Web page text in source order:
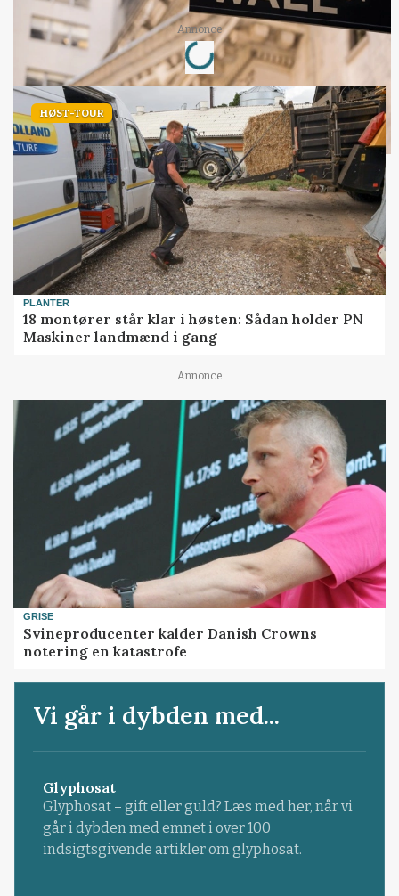
Annonce
Loading...
HØST-TOUR
PLANTER
18 montører står klar i høsten: Sådan holder PN
Maskiner landmænd i gang
Annonce
GRISE
Svineproducenter kalder Danish Crowns
notering en katastrofe
Vi går i dybden med...
Glyphosat
Glyphosat – gift eller guld? Læs med her, når vi
går i dybden med emnet i over 100
indsigtsgivende artikler om glyphosat.